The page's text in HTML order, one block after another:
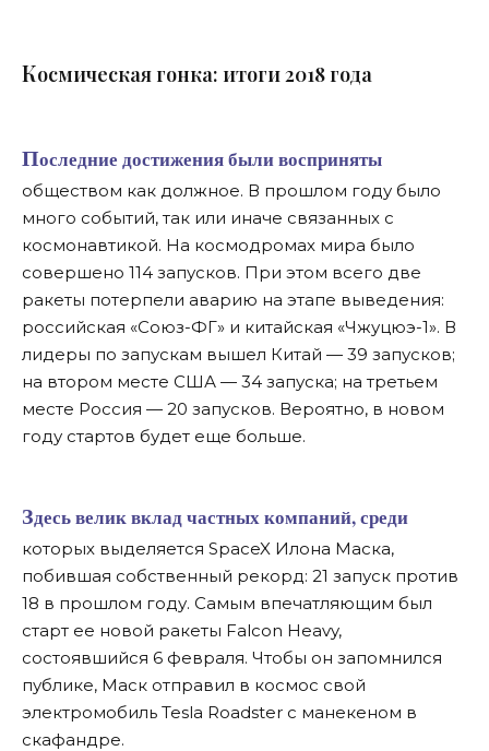
Космическая гонка: итоги 2018 года
Последние достижения были восприняты
обществом как должное. В прошлом году было
много событий, так или иначе связанных с
космонавтикой. На космодромах мира было
совершено 114 запусков. При этом всего две
ракеты потерпели аварию на этапе выведения:
российская «Союз-ФГ» и китайская «Чжуцюэ-1». В
лидеры по запускам вышел Китай — 39 запусков;
на втором месте США — 34 запуска; на третьем
месте Россия — 20 запусков. Вероятно, в новом
году стартов будет еще больше.
Здесь велик вклад частных компаний, среди
которых выделяется SpaceX Илона Маска,
побившая собственный рекорд: 21 запуск против
18 в прошлом году. Самым впечатляющим был
старт ее новой ракеты Falcon Heavy,
состоявшийся 6 февраля. Чтобы он запомнился
публике, Маск отправил в космос свой
электромобиль Tesla Roadster с манекеном в
скафандре.